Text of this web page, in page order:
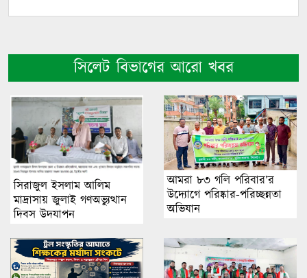
সিলেট বিভাগের আরো খবর
সিরাজুল ইসলাম আলিম
মাদ্রাসায় জুলাই গণঅভ্যুত্থান
দিবস উদযাপন
আমরা ৮৩ গলি পরিবার’র
উদ্যোগে পরিষ্কার-পরিচ্ছন্নতা
অভিযান